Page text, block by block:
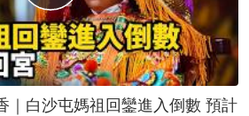
｜白沙屯媽祖回鑾進入倒數 預計